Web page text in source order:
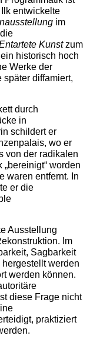
entwickelte
im
Kunstzum
historisch hoch
Werke der
später diffamiert,
durch
in
schildert er
wo er
von der radikalen
worden
waren entfernt. In
er die
Ausstellung
Im
Sagbarkeit
werden
werden können.
diese Frage nicht
praktiziert